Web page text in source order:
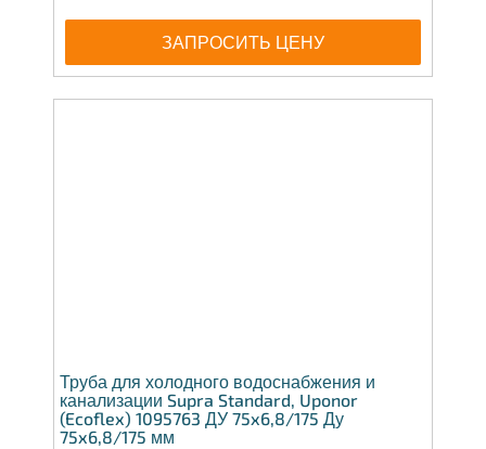
ЗАПРОСИТЬ ЦЕНУ
Труба для холодного водоснабжения и
канализации Supra Standard, Uponor
(Ecoflex) 1095763 ДУ 75x6,8/175 Ду
75x6,8/175 мм